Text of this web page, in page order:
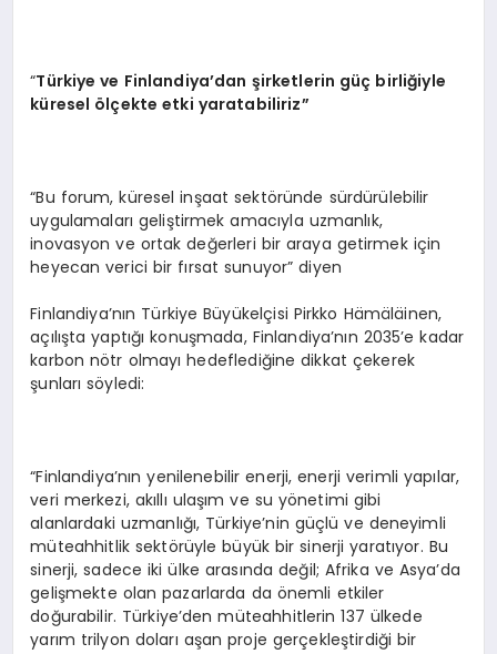
“Türkiye ve Finlandiya’dan şirketlerin güç birliğiyle
küresel ölçekte etki yaratabiliriz”
“Bu forum, küresel inşaat sektöründe sürdürülebilir
uygulamaları geliştirmek amacıyla uzmanlık,
inovasyon ve ortak değerleri bir araya getirmek için
heyecan verici bir fırsat sunuyor” diyen
Finlandiya’nın Türkiye Büyükelçisi Pirkko Hämäläinen,
açılışta yaptığı konuşmada, Finlandiya’nın 2035’e kadar
karbon nötr olmayı hedeflediğine dikkat çekerek
şunları söyledi:
“Finlandiya’nın yenilenebilir enerji, enerji verimli yapılar,
veri merkezi, akıllı ulaşım ve su yönetimi gibi
alanlardaki uzmanlığı, Türkiye’nin güçlü ve deneyimli
müteahhitlik sektörüyle büyük bir sinerji yaratıyor. Bu
sinerji, sadece iki ülke arasında değil; Afrika ve Asya’da
gelişmekte olan pazarlarda da önemli etkiler
doğurabilir. Türkiye’den müteahhitlerin 137 ülkede
yarım trilyon doları aşan proje gerçekleştirdiği bir